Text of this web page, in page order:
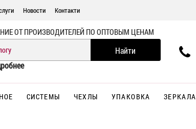
Новости Контакти
ОТ ПРОИЗВОДИТЕЛЕЙ ПО ОПТОВЫМ ЦЕНАМ
СИСТЕМЫ ЧЕХЛЫ УПАКОВКА ЗЕРКАЛА